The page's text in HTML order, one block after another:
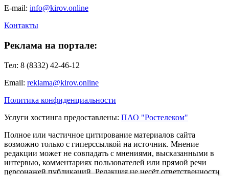
E-mail: info@kirov.online
Контакты
Реклама на портале:
Тел: 8 (8332) 42-46-12
Email: reklama@kirov.online
Политика конфиденциальности
Услуги хостинга предоставлены: ПАО "Ростелеком"
Полное или частичное цитирование материалов сайта
возможно только с гиперссылкой на источник. Мнение
редакции может не совпадать с мнениями, высказанными в
интервью, комментариях пользователей или прямой речи
персонажей публикаций. Редакция не несёт ответственности